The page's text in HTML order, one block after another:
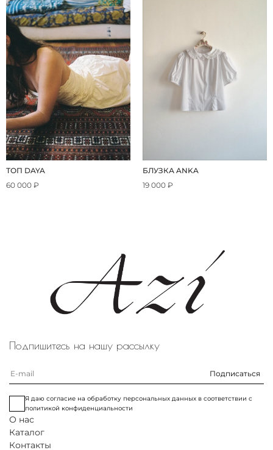
ТОП DAYA
60 000 ₽
БЛУЗКА ANKA
19 000 ₽
Подпишитесь на нашу рассылку
Подписаться
Я даю согласие на обработку персональных данных в соответствии с
политикой конфиденциальности
О нас
Каталог
Контакты